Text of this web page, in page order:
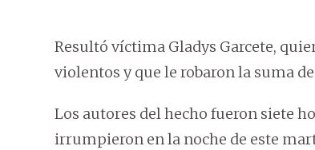
Resultó víctima Gladys Garcete,
violentos y que le robaron la suma
Los autores del hecho fueron siete
irrumpieron en la noche de este